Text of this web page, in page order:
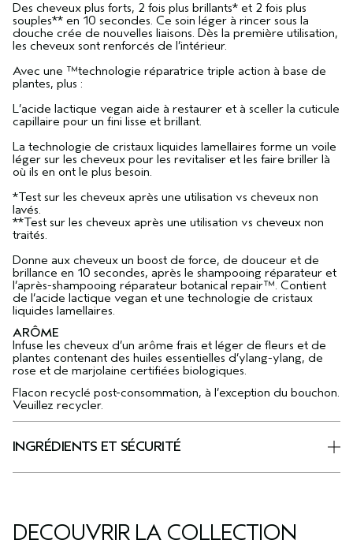
Des cheveux plus forts, 2 fois plus brillants* et 2 fois plus
souples** en 10 secondes. Ce soin léger à rincer sous la
douche crée de nouvelles liaisons. Dès la première utilisation,
les cheveux sont renforcés de l’intérieur.
Avec une ™technologie réparatrice triple action à base de
plantes, plus :
L’acide lactique vegan aide à restaurer et à sceller la cuticule
capillaire pour un fini lisse et brillant.
La technologie de cristaux liquides lamellaires forme un voile
léger sur les cheveux pour les revitaliser et les faire briller là
où ils en ont le plus besoin.
*Test sur les cheveux après une utilisation vs cheveux non
lavés.
**Test sur les cheveux après une utilisation vs cheveux non
traités.
Donne aux cheveux un boost de force, de douceur et de
brillance en 10 secondes, après le shampooing réparateur et
l’après-shampooing réparateur botanical repair™. Contient
de l’acide lactique vegan et une technologie de cristaux
liquides lamellaires.
ARÔME
Infuse les cheveux d’un arôme frais et léger de fleurs et de
plantes contenant des huiles essentielles d’ylang-ylang, de
rose et de marjolaine certifiées biologiques.
Flacon recyclé post-consommation, à l’exception du bouchon.
Veuillez recycler.
INGRÉDIENTS ET SÉCURITÉ
DÉCOUVRIR LA COLLECTION